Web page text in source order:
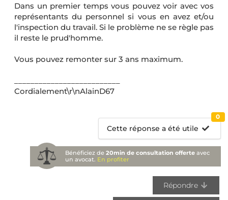
Dans un premier temps vous pouvez voir avec vos
représentants du personnel si vous en avez et/ou
l'inspection du travail. Si le problème ne se règle pas
il reste le prud'homme.
Vous pouvez remonter sur 3 ans maximum.
Cordialement\r\nAlainD67
Cette réponse a été utile
0
Bénéficiez de20min de consultation offerte avec
un avocat. En profiter
Répondre